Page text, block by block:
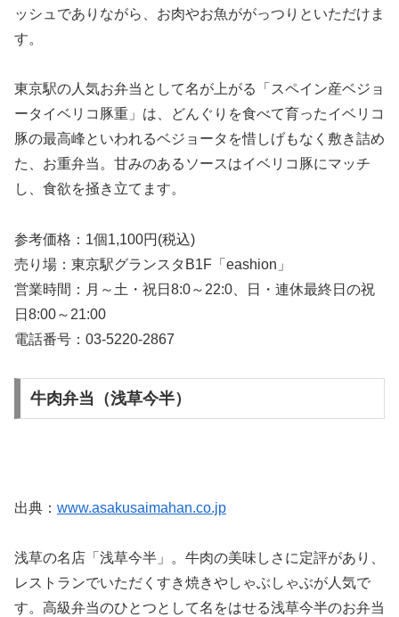
ッシュでありながら、お肉やお魚ががっつりといただけま
す。
東京駅の人気お弁当として名が上がる「スペイン産ベジョ
ータイベリコ豚重」は、どんぐりを食べて育ったイベリコ
豚の最高峰といわれるベジョータを惜しげもなく敷き詰め
た、お重弁当。甘みのあるソースはイベリコ豚にマッチ
し、食欲を掻き立てます。
参考価格：1個1,100円(税込)
売り場：東京駅グランスタB1F「eashion」
営業時間：月～土・祝日8:0～22:0、日・連休最終日の祝
日8:00～21:00
電話番号：03-5220-2867
牛肉弁当（浅草今半）
出典： www.asakusaimahan.co.jp
浅草の名店「浅草今半」。牛肉の美味しさに定評があり、
レストランでいただくすき焼きやしゃぶしゃぶが人気で
す。高級弁当のひとつとして名をはせる浅草今半のお弁当